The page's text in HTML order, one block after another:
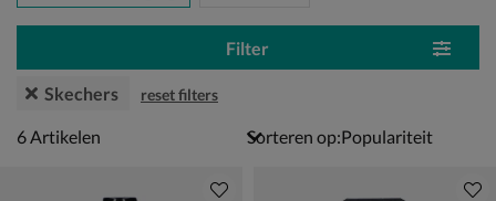
Filter
Skechers reset filters
6 artikelen
6Artikelen Sorteren op: